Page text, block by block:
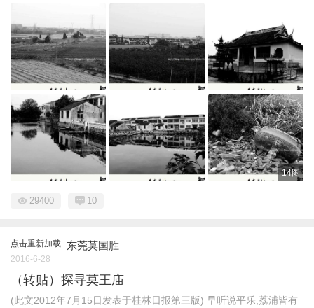
14图
29400 10
点击重新加载 东莞莫国胜
2016-6-28
（转贴）探寻莫王庙
(此文2012年7月15日发表于桂林日报第三版) 早听说平乐,荔浦皆有